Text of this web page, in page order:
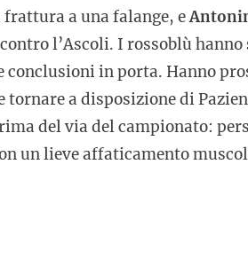
frattura a una falange, e
l’Ascoli. I rossoblù
conclusioni in porta. Hanno
tornare a disposizione di
del via del campionato:
un lieve affaticamento